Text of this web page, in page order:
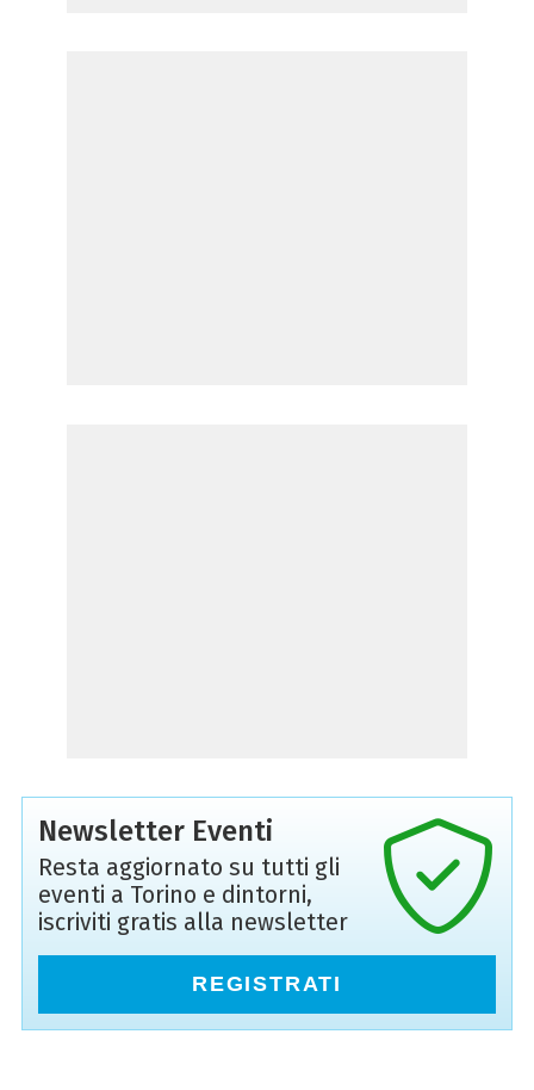
Newsletter Eventi
Resta aggiornato su tutti gli
eventi a Torino e dintorni,
iscriviti gratis alla newsletter
REGISTRATI